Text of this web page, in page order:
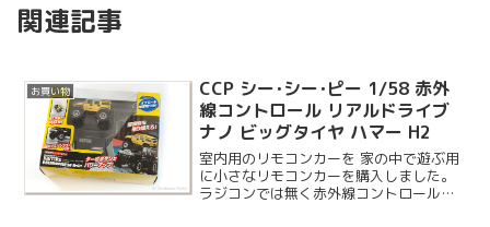
関連記事
お買い物
CCP シー･シー･ピー 1/58 赤外
線コントロール リアルドライブ
ナノ ビッグタイヤ ハマー H2
室内用のリモコンカーを 家の中で遊ぶ用
に小さなリモコンカーを購入しました。
ラジコンでは無く赤外線コントロールの